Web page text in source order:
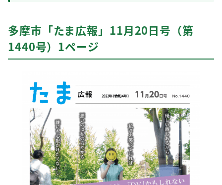
多摩市「たま広報」11月20日号（第
1440号）1ページ